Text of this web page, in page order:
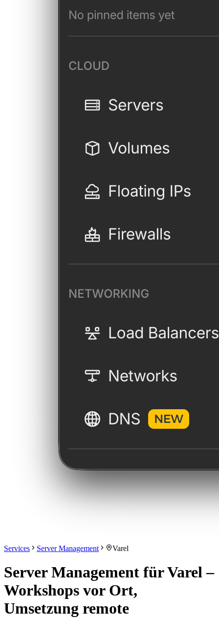
Services Server Management Varel
Server Management für Varel –
Workshops vor Ort,
Umsetzung remote